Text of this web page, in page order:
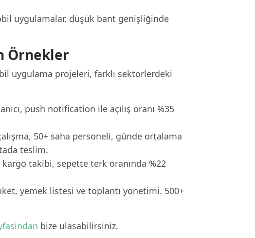
uygulamalar, düşük bant genişliğinde
Örnekler
uygulama projeleri, farklı sektörlerdeki
push notification ile açılış oranı %35
50+ saha personeli, günde ortalama
teslim.
takibi, sepette terk oranında %22
yemek listesi ve toplantı yönetimi. 500+
bize ulasabilirsiniz.